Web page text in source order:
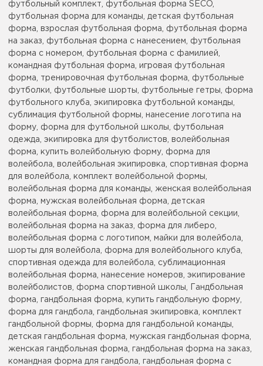
футбольный комплект, футбольная форма SECO,
футбольная форма для команды, детская футбольная
форма, взрослая футбольная форма, футбольная форма
на заказ, футбольная форма с нанесением, футбольная
форма с номером, футбольная форма с фамилией,
командная футбольная форма, игровая футбольная
форма, тренировочная футбольная форма, футбольные
футболки, футбольные шорты, футбольные гетры, форма
футбольного клуба, экипировка футбольной команды,
сублимация футбольной формы, нанесение логотипа на
форму, форма для футбольной школы, футбольная
одежда, экипировка для футболистов, волейбольная
форма, купить волейбольную форму, форма для
волейбола, волейбольная экипировка, спортивная форма
для волейбола, комплект волейбольной формы,
волейбольная форма для команды, женская волейбольная
форма, мужская волейбольная форма, детская
волейбольная форма, форма для волейбольной секции,
волейбольная форма на заказ, форма для либеро,
волейбольная форма с логотипом, майки для волейбола,
шорты для волейбола, форма для волейбольного клуба,
спортивная одежда для волейбола, сублимационная
волейбольная форма, нанесение номеров, экипирование
волейболистов, форма спортивной школы, Гандбольная
форма, гандбольная форма, купить гандбольную форму,
форма для гандбола, гандбольная экипировка, комплект
гандбольной формы, форма для гандбольной команды,
детская гандбольная форма, мужская гандбольная форма,
женская гандбольная форма, гандбольная форма на заказ,
командная форма для гандбола, гандбольная форма с